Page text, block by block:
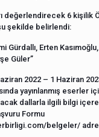
değerlendirecek 6 kişilik
şekilde belirlendi:
Gürdallı, Erten Kasımoğlu,
Güler”
2022 – 1 Haziran
yayınlanmış eserler
dallarla ilgili bilgi
Formu
belgeler/